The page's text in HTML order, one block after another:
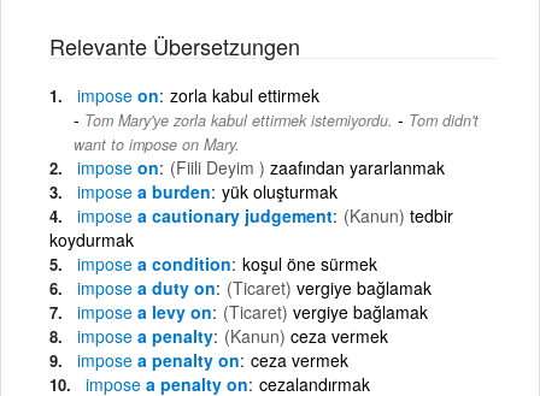
Relevante Übersetzungen
impose on zorla kabul ettirmek
Tom Mary'ye zorla kabul ettirmek istemiyordu. - Tom didn't
want to impose on Mary.
impose on (Fiili Deyim ) zaafından yararlanmak
impose a burden yük oluşturmak
impose a cautionary judgement (Kanun) tedbir
koydurmak
impose a condition koşul öne sürmek
impose a duty on (Ticaret) vergiye bağlamak
impose a levy on (Ticaret) vergiye bağlamak
impose a penalty (Kanun) ceza vermek
impose a penalty on ceza vermek
impose a penalty on cezalandırmak